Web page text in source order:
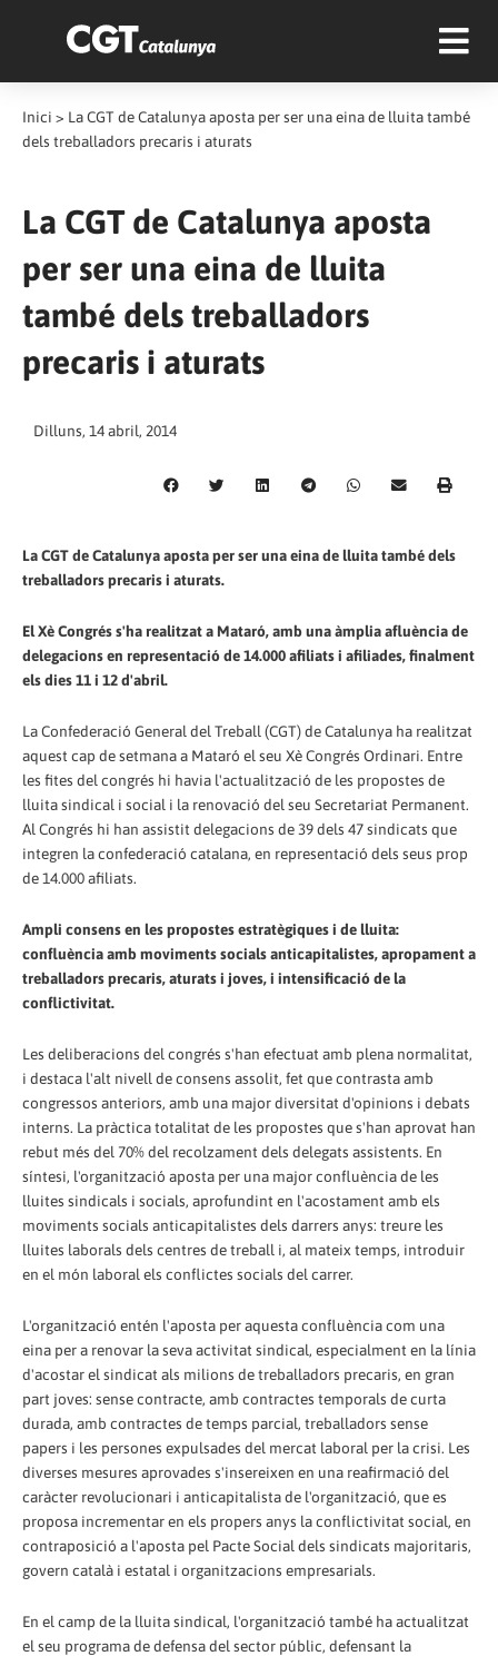
Inici > La CGT de Catalunya aposta per ser una eina de lluita també
dels treballadors precaris i aturats
La CGT de Catalunya aposta
per ser una eina de lluita
també dels treballadors
precaris i aturats
Dilluns, 14 abril, 2014
La CGT de Catalunya aposta per ser una eina de lluita també dels
treballadors precaris i aturats.
El Xè Congrés s'ha realitzat a Mataró, amb una àmplia afluència de
delegacions en representació de 14.000 afiliats i afiliades, finalment
els dies 11 i 12 d'abril.
La Confederació General del Treball (CGT) de Catalunya ha realitzat
aquest cap de setmana a Mataró el seu Xè Congrés Ordinari. Entre
les fites del congrés hi havia l'actualització de les propostes de
lluita sindical i social i la renovació del seu Secretariat Permanent.
Al Congrés hi han assistit delegacions de 39 dels 47 sindicats que
integren la confederació catalana, en representació dels seus prop
de 14.000 afiliats.
Ampli consens en les propostes estratègiques i de lluita:
confluència amb moviments socials anticapitalistes, apropament a
treballadors precaris, aturats i joves, i intensificació de la
conflictivitat.
Les deliberacions del congrés s'han efectuat amb plena normalitat,
i destaca l'alt nivell de consens assolit, fet que contrasta amb
congressos anteriors, amb una major diversitat d'opinions i debats
interns. La pràctica totalitat de les propostes que s'han aprovat han
rebut més del 70% del recolzament dels delegats assistents. En
síntesi, l'organització aposta per una major confluència de les
lluites sindicals i socials, aprofundint en l'acostament amb els
moviments socials anticapitalistes dels darrers anys: treure les
lluites laborals dels centres de treball i, al mateix temps, introduir
en el món laboral els conflictes socials del carrer.
L'organització entén l'aposta per aquesta confluència com una
eina per a renovar la seva activitat sindical, especialment en la línia
d'acostar el sindicat als milions de treballadors precaris, en gran
part joves: sense contracte, amb contractes temporals de curta
durada, amb contractes de temps parcial, treballadors sense
papers i les persones expulsades del mercat laboral per la crisi. Les
diverses mesures aprovades s'insereixen en una reafirmació del
caràcter revolucionari i anticapitalista de l'organització, que es
proposa incrementar en els propers anys la conflictivitat social, en
contraposició a l'aposta pel Pacte Social dels sindicats majoritaris,
govern català i estatal i organitzacions empresarials.
En el camp de la lluita sindical, l'organització també ha actualitzat
el seu programa de defensa del sector públic, defensant la